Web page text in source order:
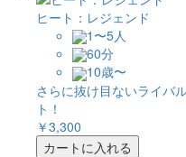
ヒート：レジェンド
1〜5人
60分
10歳〜
さらに抜け目ないライバ
ト！
￥3,300
カートに入れる